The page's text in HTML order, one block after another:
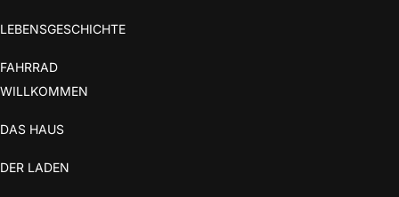
LEBENSGESCHICHTE
FAHRRAD
WILLKOMMEN
DAS HAUS
DER LADEN